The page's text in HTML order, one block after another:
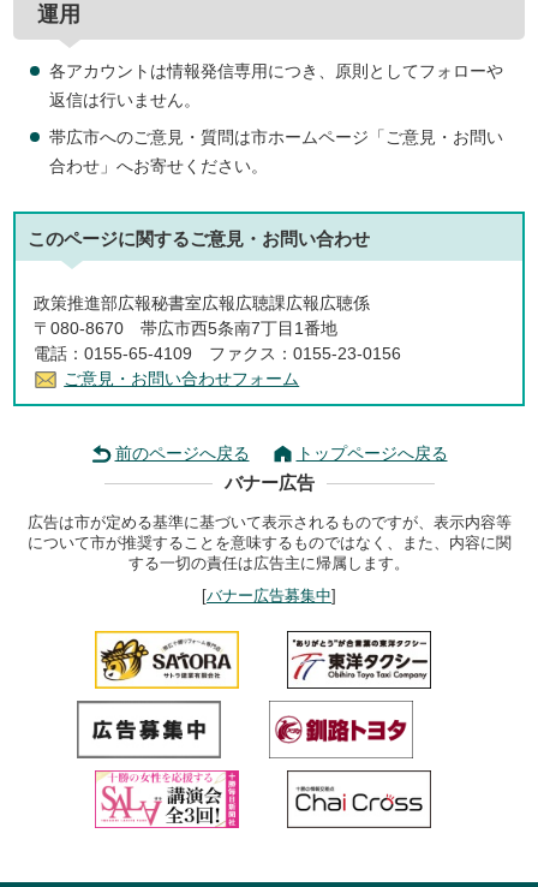
運用
各アカウントは情報発信専用につき、原則としてフォローや
返信は行いません。
帯広市へのご意見・質問は市ホームページ「ご意見・お問い
合わせ」へお寄せください。
このページに関するご意見・お問い合わせ
政策推進部広報秘書室広報広聴課広報広聴係
〒080-8670 帯広市西5条南7丁目1番地
電話：0155-65-4109 ファクス：0155-23-0156
ご意見・お問い合わせフォーム
前のページへ戻る トップページへ戻る
バナー広告
広告は市が定める基準に基づいて表示されるものですが、表示内容等
について市が推奨することを意味するものではなく、また、内容に関
する一切の責任は広告主に帰属します。
[バナー広告募集中]